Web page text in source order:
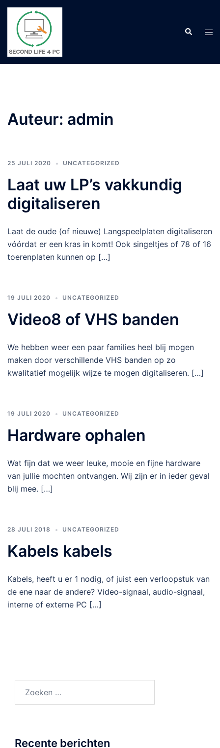
Ga
inhoud
Zoeken
Auteur: admin
25 JULI 2020 UNCATEGORIZED
Laat uw LP’s vakkundig
digitaliseren
Laat de oude (of nieuwe) Langspeelplaten digitaliseren
vóórdat er een kras in komt! Ook singeltjes of 78 of 16
toerenplaten kunnen op […]
19 JULI 2020 UNCATEGORIZED
Video8 of VHS banden
We hebben weer een paar families heel blij mogen
maken door verschillende VHS banden op zo
kwalitatief mogelijk wijze te mogen digitaliseren. […]
19 JULI 2020 UNCATEGORIZED
Hardware ophalen
Wat fijn dat we weer leuke, mooie en fijne hardware
van jullie mochten ontvangen. Wij zijn er in ieder geval
blij mee. […]
28 JULI 2018 UNCATEGORIZED
Kabels kabels
Kabels, heeft u er 1 nodig, of juist een verloopstuk van
de ene naar de andere? Video-signaal, audio-signaal,
interne of externe PC […]
Recente berichten